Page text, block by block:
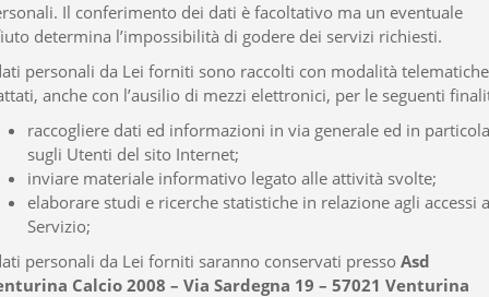
Il conferimento dei dati è facoltativo ma un eventuale
determina l’impossibilità di godere dei servizi richiesti.
personali da Lei forniti sono raccolti con modalità
anche con l’ausilio di mezzi elettronici, per le seguenti
raccogliere dati ed informazioni in via generale ed in
sugli Utenti del sito Internet;
inviare materiale informativo legato alle attività svolte;
elaborare studi e ricerche statistiche in relazione agli accessi
Servizio;
personali da Lei forniti saranno conservati presso Asd
Calcio 2008 – Via Sardegna 19 – 57021 Venturina